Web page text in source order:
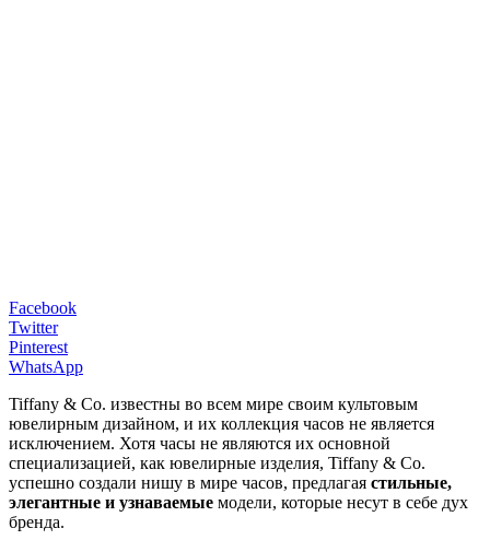
Facebook
Twitter
Pinterest
WhatsApp
Tiffany & Co. известны во всем мире своим культовым
ювелирным дизайном, и их коллекция часов не является
исключением. Хотя часы не являются их основной
специализацией, как ювелирные изделия, Tiffany & Co.
успешно создали нишу в мире часов, предлагая стильные,
элегантные и узнаваемые модели, которые несут в себе дух
бренда.